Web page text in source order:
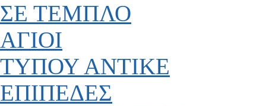
ΣΕ ΤΕΜΠΛΟ
ΑΓΙΟΙ
ΤΥΠΟΥ ΑΝΤΙΚΕ
ΕΠΙΠΕΔΕΣ